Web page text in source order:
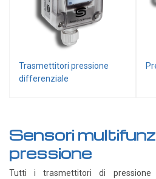
Trasmettitori pressione
differenziale
Sensori
pressione
Tutti i trasmettitori di
Termometri digitali
Sonde per termometri portatili
Sonde temperatura con asta/lancia
Cover e custodie
Colle, Grassi e Adesivi